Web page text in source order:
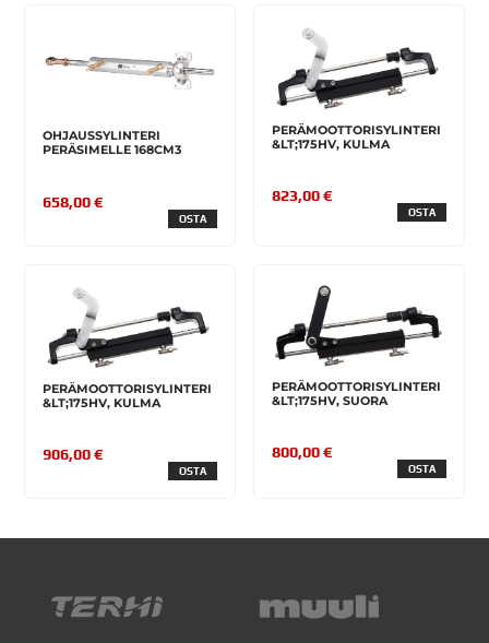
OHJAUSSYLINTERI
PERÄSIMELLE 168CM3
658,00 €
OSTA
PERÄMOOTTORISYLINTERI
&LT;175HV, KULMA
823,00 €
OSTA
PERÄMOOTTORISYLINTERI
&LT;175HV, KULMA
906,00 €
OSTA
PERÄMOOTTORISYLINTERI
&LT;175HV, SUORA
800,00 €
OSTA